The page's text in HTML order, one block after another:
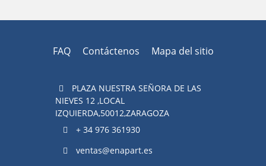
FAQ Contáctenos Mapa del sitio
PLAZA NUESTRA SEÑORA DE LAS
NIEVES 12 ,LOCAL
IZQUIERDA,50012,ZARAGOZA
+ 34 976 361930
ventas@enapart.es